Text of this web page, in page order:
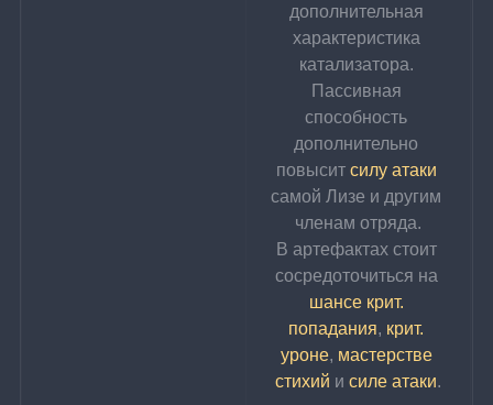
дополнительная
характеристика
катализатора.
Пассивная
способность
дополнительно
повысит силу атаки
самой Лизе и другим
членам отряда.
В артефактах стоит
сосредоточиться на
шансе крит.
попадания, крит.
уроне, мастерстве
стихий и силе атаки.